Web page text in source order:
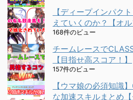
【ディープインパク
えていくのか？【オル
168件のビュー
チームレースで
【目指せ高スコア！】
157件のビュー
【ウマ娘の必須知識
な加速スキルまとめ